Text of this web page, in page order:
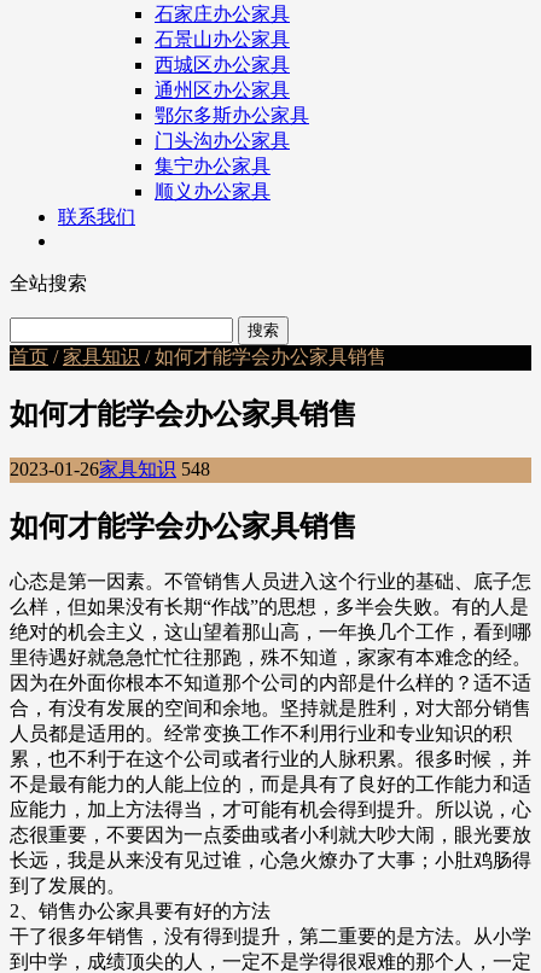
石家庄办公家具
石景山办公家具
西城区办公家具
通州区办公家具
鄂尔多斯办公家具
门头沟办公家具
集宁办公家具
顺义办公家具
联系我们
全站搜索
首页 /家具知识 / 如何才能学会办公家具销售
如何才能学会办公家具销售
2023-01-26家具知识 548
如何才能学会办公家具销售
心态是第一因素。不管销售人员进入这个行业的基础、底子怎
么样，但如果没有长期“作战”的思想，多半会失败。有的人是
绝对的机会主义，这山望着那山高，一年换几个工作，看到哪
里待遇好就急急忙忙往那跑，殊不知道，家家有本难念的经。
因为在外面你根本不知道那个公司的内部是什么样的？适不适
合，有没有发展的空间和余地。坚持就是胜利，对大部分销售
人员都是适用的。经常变换工作不利用行业和专业知识的积
累，也不利于在这个公司或者行业的人脉积累。很多时候，并
不是最有能力的人能上位的，而是具有了良好的工作能力和适
应能力，加上方法得当，才可能有机会得到提升。所以说，心
态很重要，不要因为一点委曲或者小利就大吵大闹，眼光要放
长远，我是从来没有见过谁，心急火燎办了大事；小肚鸡肠得
到了发展的。
2、销售办公家具要有好的方法
干了很多年销售，没有得到提升，第二重要的是方法。从小学
到中学，成绩顶尖的人，一定不是学得很艰难的那个人，一定